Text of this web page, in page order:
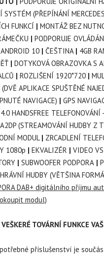
SYSTÉM (PŘEPÍNÁNÍ
FUNKCÍ | MONTÁŽ BEZ
| PODPORUJE
10| ČEŠTINA | 4GB
| DOTYKOVÁ OBRAZOVKA S
| ROZLIŠENÍ 1920*720 |
APLIKACE SPUŠTĚNÉ
NAVIGACE) | GPS
HANDSFREE TELEFONOVÁNÍ
(STREAMOVÁNÍ HUDBY Z
MODUL | ZRCADLENÍ
1080p | EKVALIZÉR | VIDEO
| SUBWOOFER PODPORA|
HUDBY (VĚTŠINA
DAB+ digitálního příjmu
modul)
TOVÁRNÍ FUNKCE
příslušenství je